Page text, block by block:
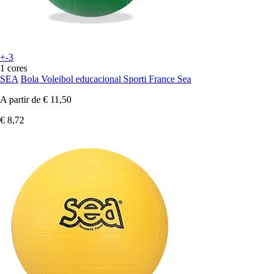
+-3
1 cores
SEA Bola Voleibol educacional Sporti France Sea
A partir de € 11,50
€ 8,72